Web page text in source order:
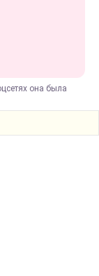
она была